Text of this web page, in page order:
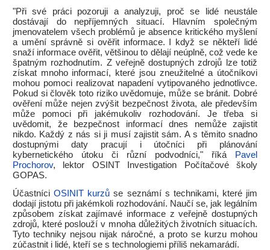
"Při své práci pozoruji a analyzuji, proč se lidé neustále
dostávají do nepříjemných situací. Hlavním společným
jmenovatelem všech problémů je absence kritického myšlení
a umění správně si ověřit informace. I když se někteří lidé
snaží informace ověřit, většinou to dělají neúplně, což vede ke
špatným rozhodnutím. Z veřejně dostupných zdrojů lze totiž
získat mnoho informací, které jsou zneužitelné a útočníkovi
mohou pomoci realizovat napadení vytipovaného jednotlivce.
Pokud si člověk toto riziko uvědomuje, může se bránit. Dobré
ověření může nejen zvýšit bezpečnost života, ale především
může pomoci při jakémukoliv rozhodování. Je třeba si
uvědomit, že bezpečnost informací dnes nemůže zajistit
nikdo. Každý z nás si ji musí zajistit sám. A s těmito snadno
dostupnými daty pracují i útočníci při plánování
kybernetického útoku či různí podvodníci," říká
Pavel
Prochorov, lektor OSINT Investigation Počítačové školy
GOPAS.
ÚčastníciOSINIT kurzů se seznámí s technikami, které jim
dodají jistotu při jakémkoli rozhodování. Naučí se, jak legálním
způsobem získat zajímavé informace z veřejně dostupných
zdrojů, které poslouží v mnoha důležitých životních situacích.
Tyto techniky nejsou nijak náročné, a proto se kurzu mohou
zúčastnit i lidé, kteří se s technologiemi příliš nekamarádí.